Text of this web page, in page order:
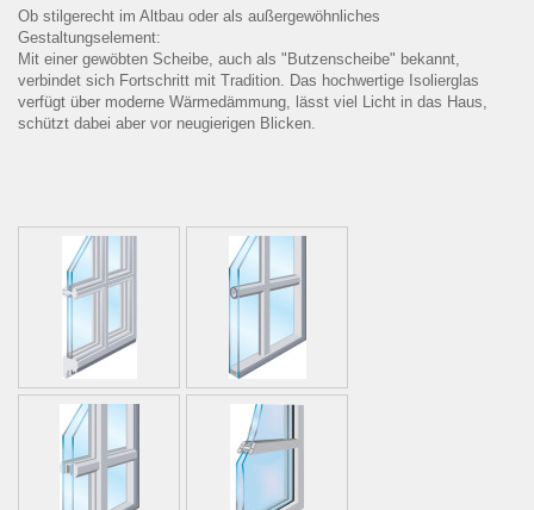
Ob stilgerecht im Altbau oder als außergewöhnliches
Gestaltungselement:
Mit einer gewöbten Scheibe, auch als "Butzenscheibe" bekannt,
verbindet sich Fortschritt mit Tradition. Das hochwertige Isolierglas
verfügt über moderne Wärmedämmung, lässt viel Licht in das Haus,
schützt dabei aber vor neugierigen Blicken.